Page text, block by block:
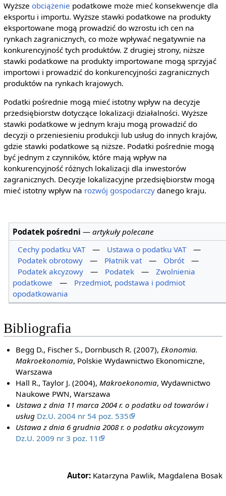
Wyższe obciążenie podatkowe może mieć konsekwencje dla
eksportu i importu. Wyższe stawki podatkowe na produkty
eksportowane mogą prowadzić do wzrostu ich cen na
rynkach zagranicznych, co może wpływać negatywnie na
konkurencyjność tych produktów. Z drugiej strony, niższe
stawki podatkowe na produkty importowane mogą sprzyjać
importowi i prowadzić do konkurencyjności zagranicznych
produktów na rynkach krajowych.
Podatki pośrednie mogą mieć istotny wpływ na decyzje
przedsiębiorstw dotyczące lokalizacji działalności. Wyższe
stawki podatkowe w jednym kraju mogą prowadzić do
decyzji o przeniesieniu produkcji lub usług do innych krajów,
gdzie stawki podatkowe są niższe. Podatki pośrednie mogą
być jednym z czynników, które mają wpływ na
konkurencyjność różnych lokalizacji dla inwestorów
zagranicznych. Decyzje lokalizacyjne przedsiębiorstw mogą
mieć istotny wpływ na rozwój gospodarczydanego kraju.
Podatek pośredni —artykuły polecane
Cechy podatku VAT
— Ustawa o podatku VAT
—
Podatek obrotowy
— Płatnik vat — Obrót
—
Podatek akcyzowy
— Podatek —
Zwolnienia
podatkowe
—
Przedmiot, podstawa i podmiot
opodatkowania
Bibliografia
Begg D., Fischer S., Dornbusch R. (2007), Ekonomia.
Makroekonomia, Polskie Wydawnictwo Ekonomiczne,
Warszawa
Hall R., Taylor J. (2004), Makroekonomia, Wydawnictwo
Naukowe PWN, Warszawa
Ustawa z dnia 11 marca 2004 r. o podatku od towarów i
usług Dz.U. 2004 nr 54 poz. 535
Ustawa z dnia 6 grudnia 2008 r. o podatku akcyzowym
Dz.U. 2009 nr 3 poz. 11
Autor: Katarzyna Pawlik, Magdalena Bosak